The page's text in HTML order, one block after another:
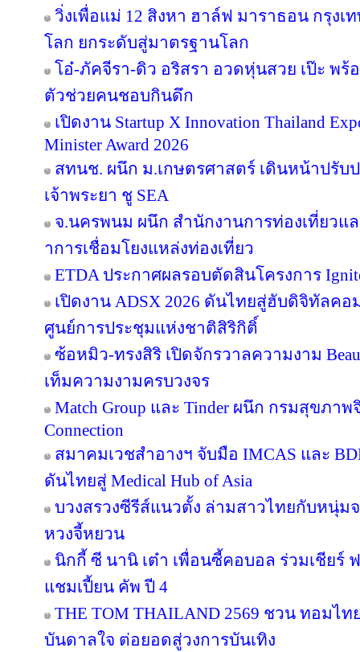
วิ่งเพื่อแม่ 12 สิงหา ฮาล์ฟ มาราธอน กรุงเ
โลก ยกระดับสู่มาตรฐานโลก
โอ๋-ภัคจีรา-ดิว อริสรา อวดหุ่นสวย เป๊ะ พร้
ตัวช่วยคนชอบกินดึก
เปิดงาน Startup X Innovation Thailand
Minister Award 2026
สทนช. ผนึก ม.เกษตรศาสตร์ เดินหน้าปรั
เจ้าพระยา ชู SEA
จ.นครพนม ผนึก สำนักงานการท่องเที่ยวแ
าการเชื่อมโยงแหล่งท่องเที่ยว
ETDA ประกาศผลรอบตัดสินโครงการ
เปิดงาน ADSX 2026 ดันไทยสู่ฮับดิจิทัลคอ
ศูนย์การประชุมแห่งชาติสิริกิติ์
ซ้อหมิว-ทรงสิริ เปิดจักรวาลความงาม
เท็มความงามครบวงจร
Match Group และ Tinder ผนึก กรมสุขภา
Connection
สมาคมเวชสำอางฯ จับมือ IMCAS และ
ดันไทยสู่ Medical Hub of Asia
บวงสรวงซีรีส์แนวตั้ง ล่ามสาวไทยกับหนุ่ม
หวงจี้หยวน
นิกกี้ ซี นานิ เต๋า เพื่อนซี้คอบอล ร่วมเชียร์
แชมเปี้ยน คัพ ปี 4
THE TOM THAILAND 2569 ชวน ทอมไ
บันดาลใจ ต่อยอดสู่วงการบันเทิง